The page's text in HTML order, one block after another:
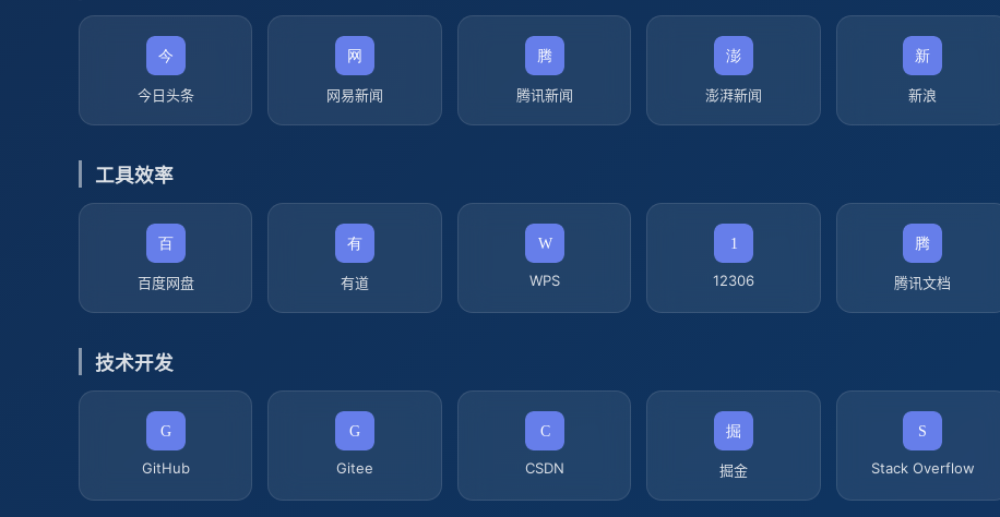
今日头条 网易新闻 腾讯新闻 澎湃新闻 新浪
工具效率
百度网盘 有道 WPS 12306 腾讯文档
技术开发
GitHub Gitee CSDN 掘金 Stack Overflow